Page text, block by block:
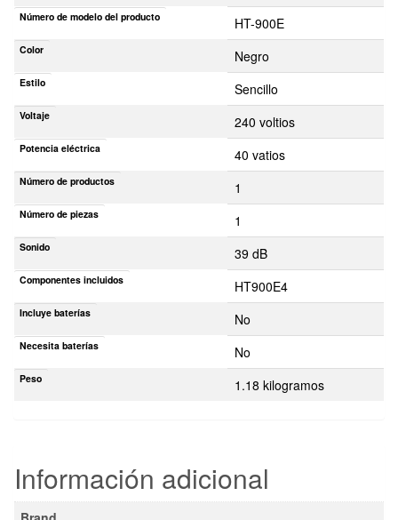
Número de modelo del producto HT-900E
Color Negro
Estilo Sencillo
Voltaje 240 voltios
Potencia eléctrica 40 vatios
Número de productos 1
Número de piezas 1
Sonido 39 dB
Componentes incluidos HT900E4
Incluye baterías No
Necesita baterías No
Peso 1.18 kilogramos
Información adicional